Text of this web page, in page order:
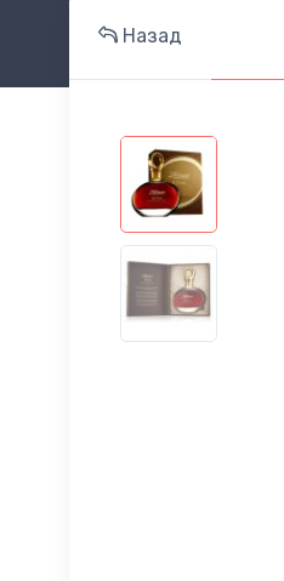
Назад